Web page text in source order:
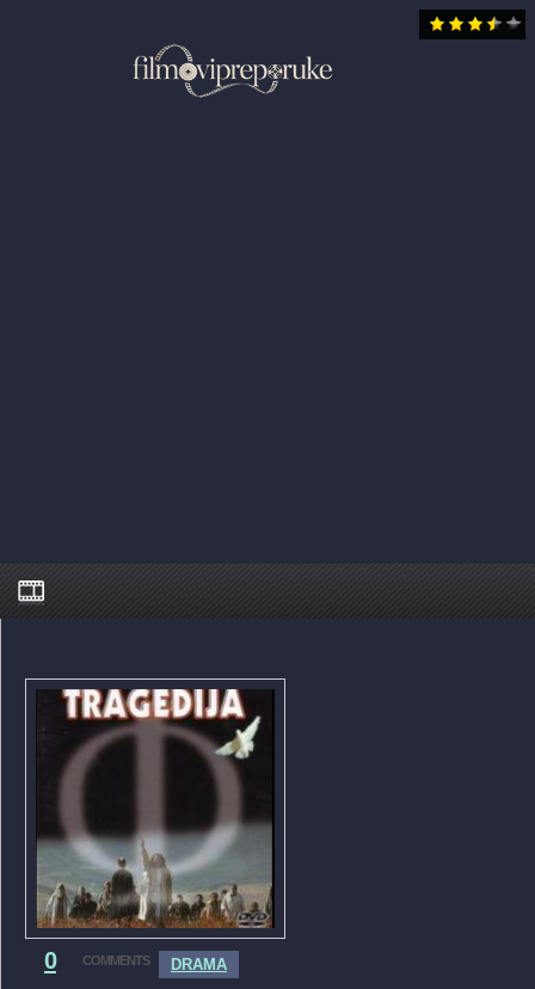
0 COMMENTS DRAMA